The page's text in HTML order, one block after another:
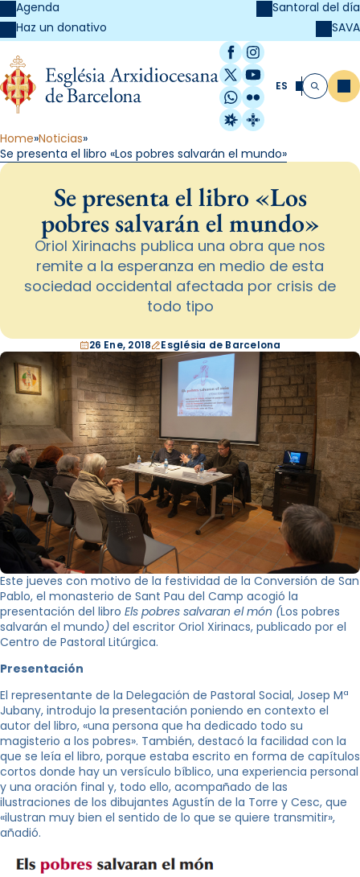
Agenda
Haz un donativo
Santoral del día
SAVA
Facebook
Instagram
X / Twitter
YouTube
WhatsApp
Flickr
Radio Estel
Catalunya
ES Buscar
Home Noticias
Se presenta el libro «Los pobres salvarán el mundo»
Se presenta el libro «Los
pobres salvarán el mundo»
Oriol Xirinachs publica una obra que nos
remite a la esperanza en medio de esta
sociedad occidental afectada por crisis de
todo tipo
26 Ene, 2018 Església de Barcelona
Este jueves con motivo de la festividad de la Conversión de San
Pablo, el monasterio de Sant Pau del Camp acogió la
presentación del libro Els pobres salvaran el món (Los pobres
salvarán el mundo) del escritor Oriol Xirinacs, publicado por el
Centro de Pastoral Litúrgica.
Presentación
El representante de la Delegación de Pastoral Social, Josep Mª
Jubany, introdujo la presentación poniendo en contexto el
autor del libro, «una persona que ha dedicado todo su
magisterio a los pobres». También, destacó la facilidad con la
que se leía el libro, porque estaba escrito en forma de capítulos
cortos donde hay un versículo bíblico, una experiencia personal
y una oración final y, todo ello, acompañado de las
ilustraciones de los dibujantes Agustín de la Torre y Cesc, que
«ilustran muy bien el sentido de lo que se quiere transmitir»,
añadió.